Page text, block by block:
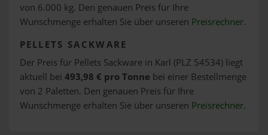
von 6.000 kg. Den genauen Preis für Ihre
Wunschmenge erhalten Sie über unseren Preisrechner.
PELLETS SACKWARE
Der Preis für Pellets Sackware in Karl (PLZ 54534) liegt
aktuell bei 493,98 € pro Tonne bei einer Bestellmenge
von 2 Paletten. Den genauen Preis für Ihre
Wunschmenge erhalten Sie über unseren Preisrechner.